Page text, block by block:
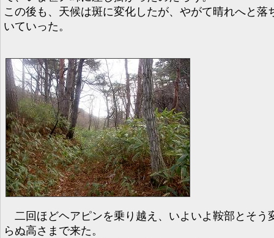
この後も、天候は斑に変化したが、やがて晴れへと落
いていった。
二回ほどヘアピンを乗り越え、いよいよ鞍部とそう
らぬ高さまで来た。